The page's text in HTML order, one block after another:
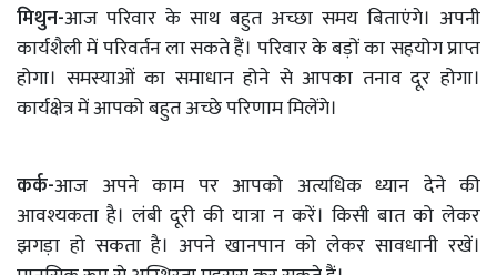
मिथुन-आज परिवार के साथ बहुत अच्छा समय बिताएंगे। अपनी
कार्यशैली में परिवर्तन ला सकते हैं। परिवार के बड़ों का सहयोग प्राप्त
होगा। समस्याओं का समाधान होने से आपका तनाव दूर होगा।
कार्यक्षेत्र में आपको बहुत अच्छे परिणाम मिलेंगे।
कर्क-आज अपने काम पर आपको अत्यधिक ध्यान देने की
आवश्यकता है। लंबी दूरी की यात्रा न करें। किसी बात को लेकर
झगड़ा हो सकता है। अपने खानपान को लेकर सावधानी रखें।